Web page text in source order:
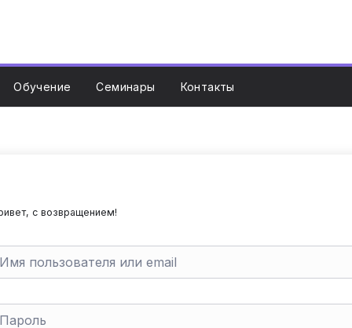
Обучение Семинары Контакты
с возвращением!